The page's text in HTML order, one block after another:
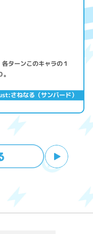
さねなる（サンバード）
ターンこのキャラの１